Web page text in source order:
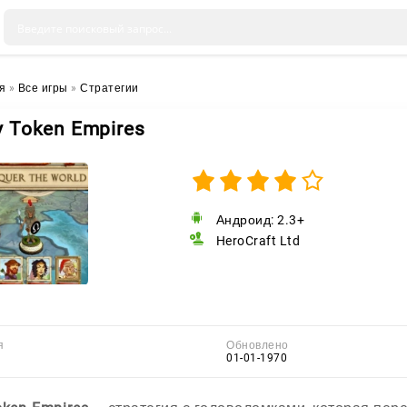
» Все игры » Стратегии
Token Empires
Андроид: 2.3+
HeroCraft Ltd
Обновлено
01-01-1970